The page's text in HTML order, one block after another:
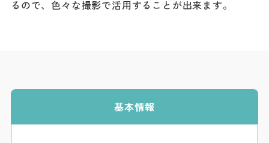
るので、色々な撮影で活用することが出来ます。
基本情報
e
ロード